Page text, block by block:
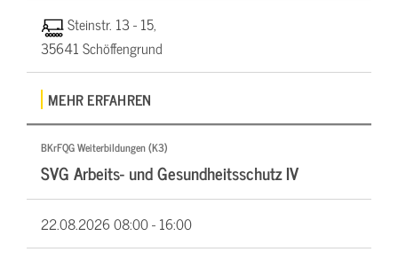
Steinstr. 13 - 15,
35641 Schöffengrund
MEHR ERFAHREN
BKrFQG Weiterbildungen (K3)
SVG Arbeits- und Gesundheitsschutz IV
22.08.202608:00 - 16:00